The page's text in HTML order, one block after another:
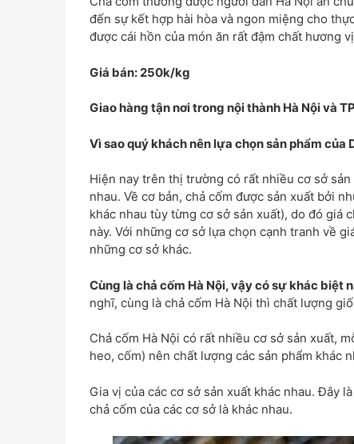
đến sự kết hợp hài hòa và ngon miệng cho
được cái hồn của món ăn rất đậm chất hương
Giá bán: 250k/kg
Giao hàng tận nơi trong nội thành Hà Nội và
Vì sao quý khách nên lựa chọn sản phẩm của
Hiện nay trên thị trường có rất nhiều cơ sở
nhau. Về cơ bản, chả cốm được sản xuất bởi
khác nhau tùy từng cơ sở sản xuất), do đó giá
này. Với những cơ sở lựa chọn cạnh tranh về
những cơ sở khác.
Cùng là chả cốm Hà Nội, vậy có sự khác biệt
nghĩ, cùng là chả cốm Hà Nội thì chất lượng
Chả cốm Hà Nội có rất nhiều cơ sở sản xuất,
heo, cốm) nên chất lượng các sản phẩm khác
Gia vị của các cơ sở sản xuất khác nhau. Đây
chả cốm của các cơ sở là khác nhau.